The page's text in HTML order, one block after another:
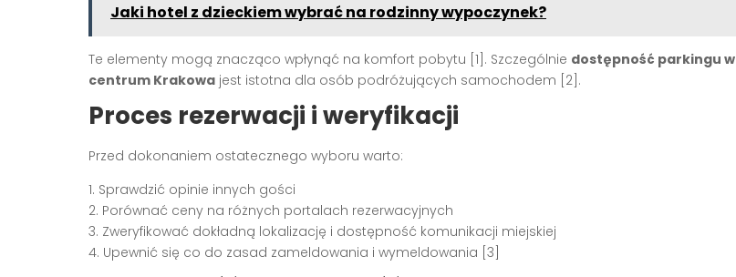
Jaki hotel z dzieckiem wybrać na rodzinny wypoczynek?
Te elementy mogą znacząco wpłynąć na komfort pobytu [1]. Szczególnie dostępność parkingu w
centrum Krakowa jest istotna dla osób podróżujących samochodem [2].
Proces rezerwacji i weryfikacji
Przed dokonaniem ostatecznego wyboru warto:
1. Sprawdzić opinie innych gości
2. Porównać ceny na różnych portalach rezerwacyjnych
3. Zweryfikować dokładną lokalizację i dostępność komunikacji miejskiej
4. Upewnić się co do zasad zameldowania i wymeldowania [3]